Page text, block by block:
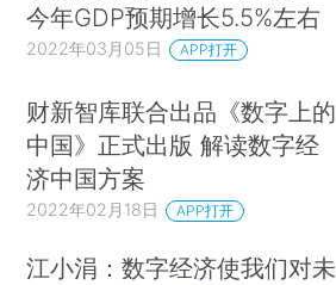
今年GDP预期增长5.5%左右
2022年03月05日 APP打开
财新智库联合出品《数字上的
中国》正式出版 解读数字经
济中国方案
2022年02月18日 APP打开
江小涓：数字经济使我们对未